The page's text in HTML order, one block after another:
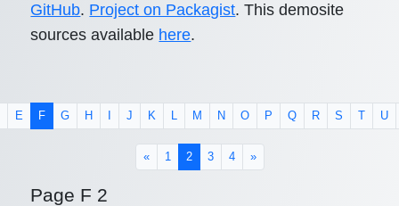
GitHub. Project on Packagist. This demosite
sources available here.
E F G H J K L M N O P Q R S U
« 1 2(current)
3 4 »
Page F 2